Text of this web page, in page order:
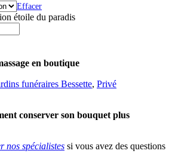
Effacer
étoile du paradis
en boutique
funéraires Bessette, Privé
conserver son bouquet plus
nos spécialistes si vous avez des questions